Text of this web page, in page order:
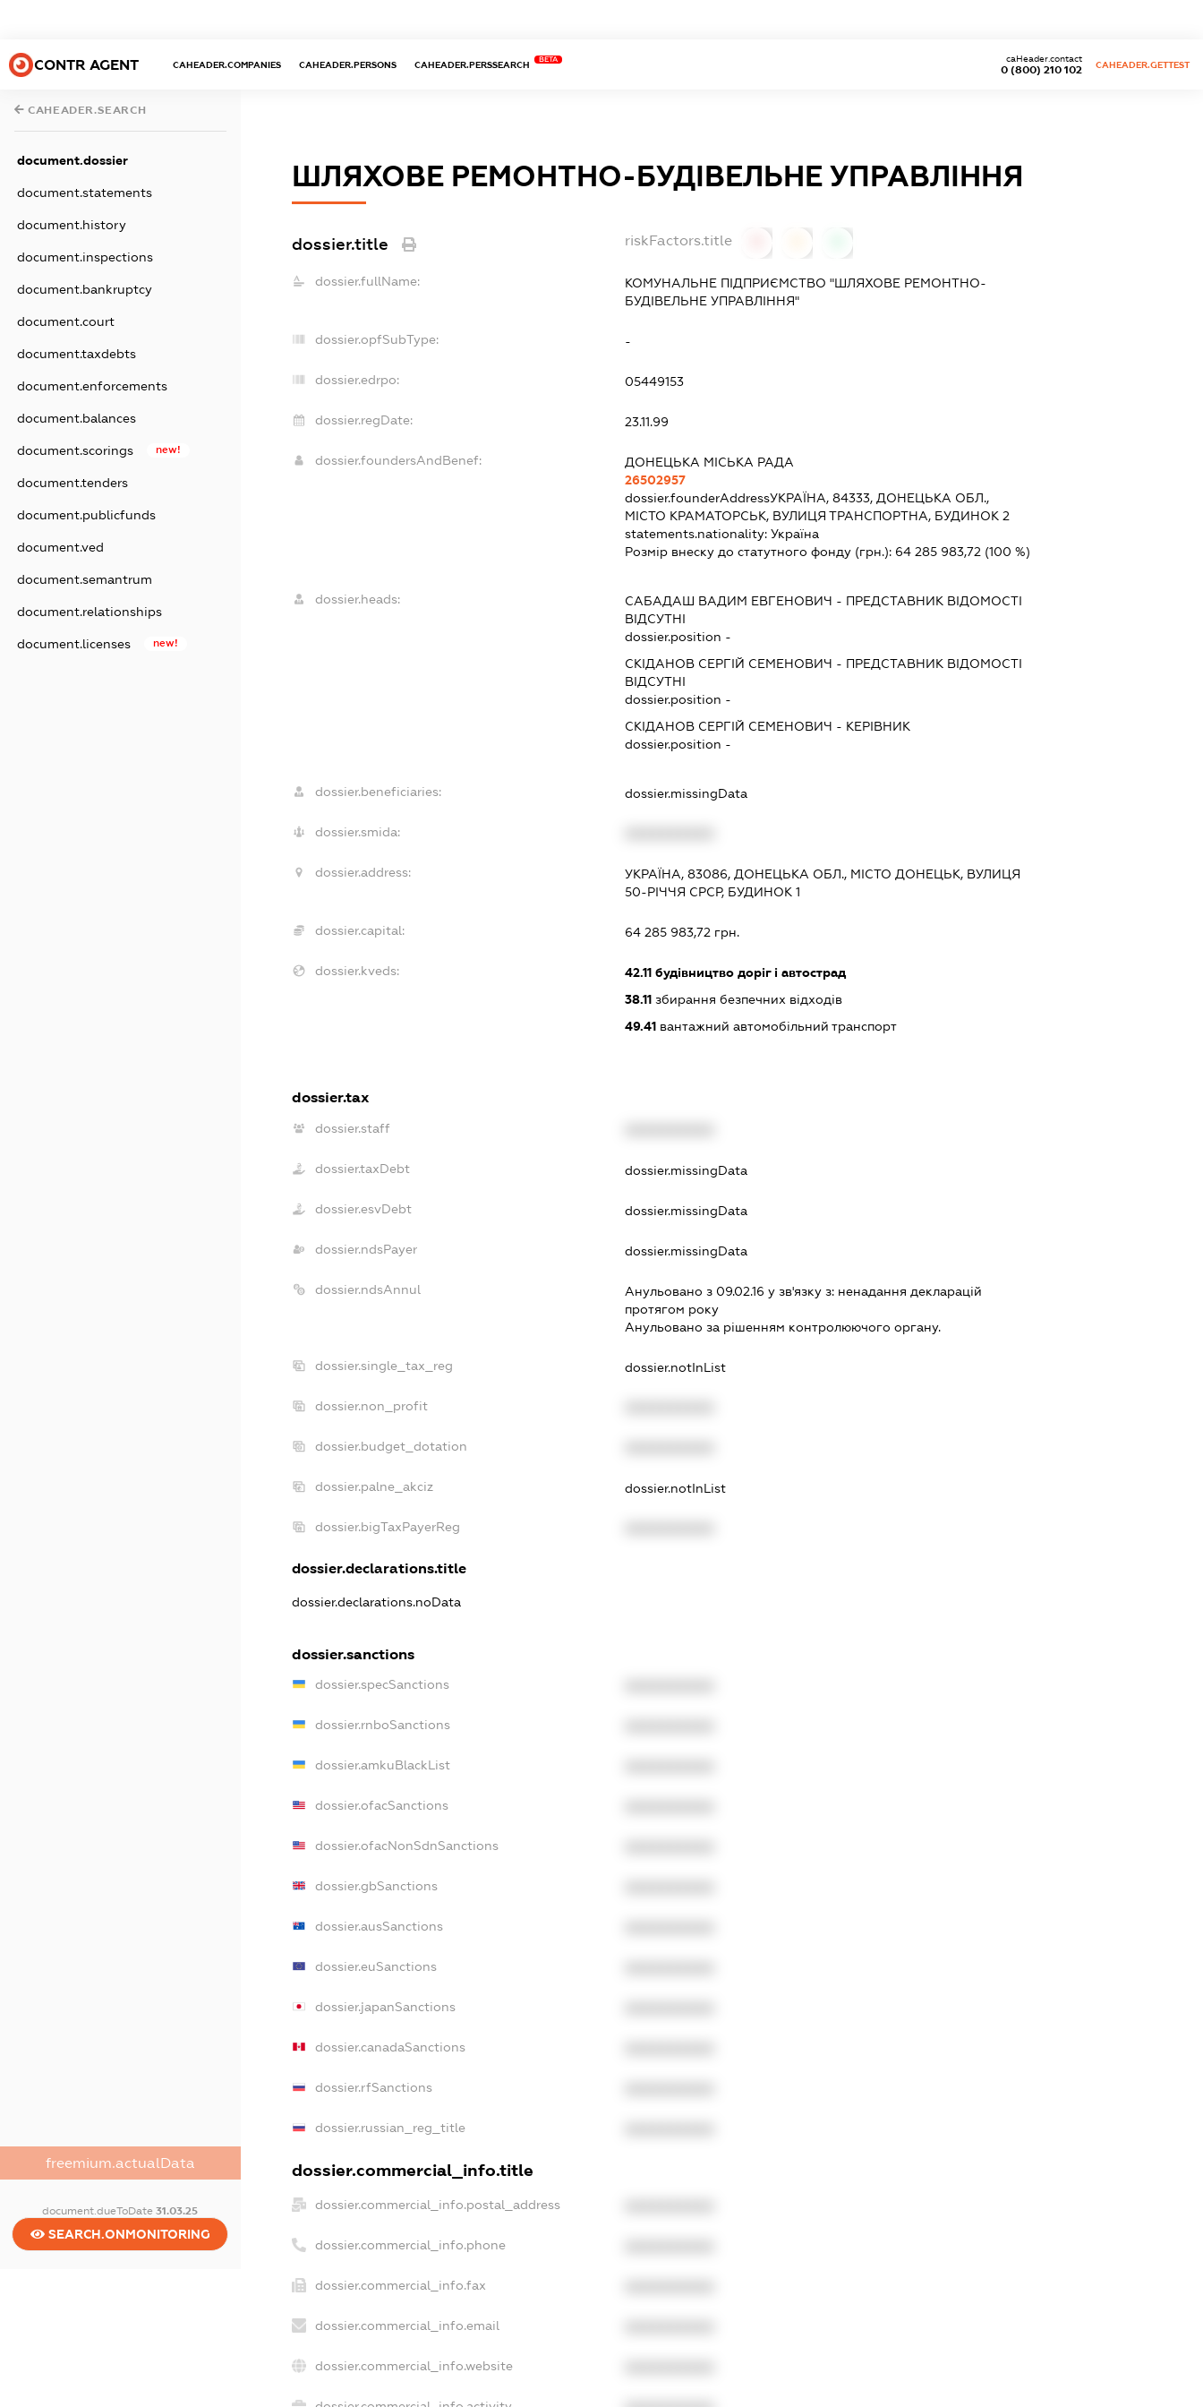
CONTR AGENT CAHEADER.COMPANIES CAHEADER.PERSONS CAHEADER.PERSSEARCH
BETA
0 (800) 210 102
caHeader.contact
CAHEADER.GETTEST
CAHEADER.SEARCH
document.dossier
document.statements
document.history
document.inspections
document.bankruptcy
document.court
document.taxdebts
document.enforcements
document.balances
document.scorings new!
document.tenders
document.publicfunds
document.ved
document.semantrum
document.relationships
document.licenses new!
freemium.actualData
document.dueToDate31.03.25
SEARCH.ONMONITORING
ШЛЯХОВЕ РЕМОНТНО-БУДІВЕЛЬНЕ УПРАВЛІННЯ
dossier.title riskFactors.title
dossier.fullName:
КОМУНАЛЬНЕ ПІДПРИЄМСТВО "ШЛЯХОВЕ РЕМОНТНО-
БУДІВЕЛЬНЕ УПРАВЛІННЯ"
dossier.opfSubType: -
dossier.edrpo: 05449153
dossier.regDate: 23.11.99
dossier.foundersAndBenef:
ДОНЕЦЬКА МІСЬКА РАДА
26502957
dossier.founderAddressУКРАЇНА, 84333, ДОНЕЦЬКА ОБЛ.,
МІСТО КРАМАТОРСЬК, ВУЛИЦЯ ТРАНСПОРТНА, БУДИНОК 2
statements.nationality: Україна
Розмір внеску до статутного фонду (грн.): 64 285 983,72 (100 %)
dossier.heads: САБАДАШ ВАДИМ ЕВГЕНОВИЧ - ПРЕДСТАВНИК ВІДОМОСТІ
ВІДСУТНІ
dossier.position -
СКІДАНОВ СЕРГІЙ СЕМЕНОВИЧ - ПРЕДСТАВНИК ВІДОМОСТІ
ВІДСУТНІ
dossier.position -
СКІДАНОВ СЕРГІЙ СЕМЕНОВИЧ - КЕРІВНИК
dossier.position -
dossier.beneficiaries: dossier.missingData
dossier.smida:
dossier.address:
УКРАЇНА, 83086, ДОНЕЦЬКА ОБЛ., МІСТО ДОНЕЦЬК, ВУЛИЦЯ
50-РІЧЧЯ СРСР, БУДИНОК 1
dossier.capital: 64 285 983,72 грн.
dossier.kveds: 42.11будівництво доріг і автострад
38.11збирання безпечних відходів
49.41вантажний автомобільний транспорт
dossier.tax
dossier.staff
dossier.taxDebt dossier.missingData
dossier.esvDebt dossier.missingData
dossier.ndsPayer dossier.missingData
dossier.ndsAnnul Анульовано з 09.02.16 у зв'язку з: ненадання декларацiй
протягом року
Анульовано за рiшенням контролюючого органу.
dossier.single_tax_reg dossier.notInList
dossier.non_profit
dossier.budget_dotation
dossier.palne_akciz dossier.notInList
dossier.bigTaxPayerReg
dossier.declarations.title
dossier.declarations.noData
dossier.sanctions
dossier.specSanctions
dossier.rnboSanctions
dossier.amkuBlackList
dossier.ofacSanctions
dossier.ofacNonSdnSanctions
dossier.gbSanctions
dossier.ausSanctions
dossier.euSanctions
dossier.japanSanctions
dossier.canadaSanctions
dossier.rfSanctions
dossier.russian_reg_title
dossier.commercial_info.title
dossier.commercial_info.postal_address
dossier.commercial_info.phone
dossier.commercial_info.fax
dossier.commercial_info.email
dossier.commercial_info.website